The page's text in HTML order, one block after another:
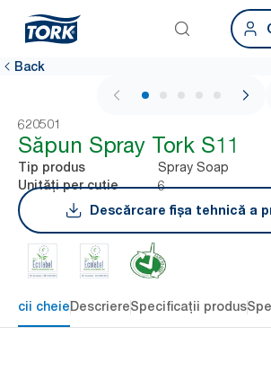
Back
1 / 5
620501
Săpun Spray Tork S11
Tip produs Spray Soap
Unități per cutie
6
Descărcare fișa tehnică a
cheieDescriereSpecificații produs